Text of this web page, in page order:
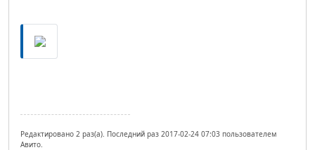
Редактировано 2 раз(а). Последний раз 2017-02-24 07:03 пользователем
Авито.